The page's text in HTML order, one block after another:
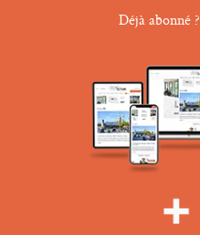
Déjà abonné ?